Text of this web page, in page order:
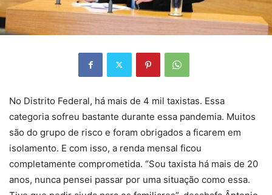
No Distrito Federal, há mais de 4 mil taxistas. Essa
categoria sofreu bastante durante essa pandemia. Muitos
são do grupo de risco e foram obrigados a ficarem em
isolamento. E com isso, a renda mensal ficou
completamente comprometida. “Sou taxista há mais de 20
anos, nunca pensei passar por uma situação como essa.